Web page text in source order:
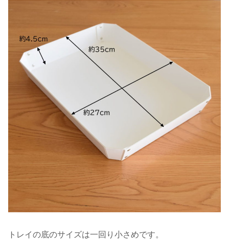
トレイの底のサイズは一回り小さめです。